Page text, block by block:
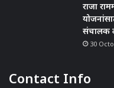
राजा
संचालक
30
Contact Info